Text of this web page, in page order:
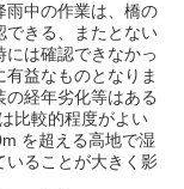
中の作業は、橋の
できる、またとない
は確認できなかっ
益なものとなりま
の経年劣化等はある
比較的程度がよい
を超える高地で湿
いることが大きく影